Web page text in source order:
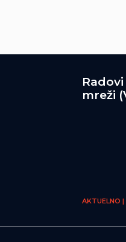
mreži
AKTUELNO |